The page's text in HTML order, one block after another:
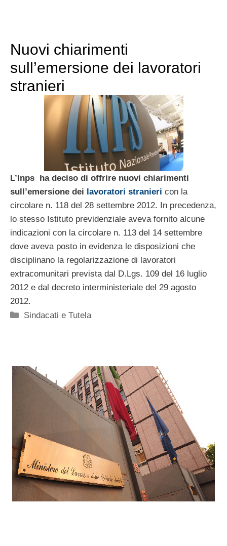
Nuovi chiarimenti
sull’emersione dei lavoratori
stranieri
L’Inps ha deciso di offrire nuovi chiarimenti
sull’emersione dei lavoratori stranieri con la
circolare n. 118 del 28 settembre 2012. In precedenza,
lo stesso Istituto previdenziale aveva fornito alcune
indicazioni con la circolare n. 113 del 14 settembre
dove aveva posto in evidenza le disposizioni che
disciplinano la regolarizzazione di lavoratori
extracomunitari prevista dal D.Lgs. 109 del 16 luglio
2012 e dal decreto interministeriale del 29 agosto
2012.
Categorie
Sindacati e Tutela